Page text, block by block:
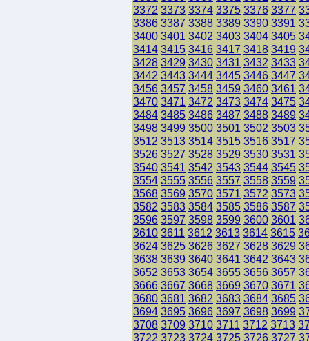
3372 3373 3374 3375 3376 3377
3386 3387 3388 3389 3390 3391
3400 3401 3402 3403 3404 3405
3414 3415 3416 3417 3418 3419
3428 3429 3430 3431 3432 3433
3442 3443 3444 3445 3446 3447
3456 3457 3458 3459 3460 3461
3470 3471 3472 3473 3474 3475
3484 3485 3486 3487 3488 3489
3498 3499 3500 3501 3502 3503
3512 3513 3514 3515 3516 3517
3526 3527 3528 3529 3530 3531
3540 3541 3542 3543 3544 3545
3554 3555 3556 3557 3558 3559
3568 3569 3570 3571 3572 3573
3582 3583 3584 3585 3586 3587
3596 3597 3598 3599 3600 3601
3610 3611 3612 3613 3614 3615
3624 3625 3626 3627 3628 3629
3638 3639 3640 3641 3642 3643
3652 3653 3654 3655 3656 3657
3666 3667 3668 3669 3670 3671
3680 3681 3682 3683 3684 3685
3694 3695 3696 3697 3698 3699
3708 3709 3710 3711 3712 3713
3722 3723 3724 3725 3726 3727